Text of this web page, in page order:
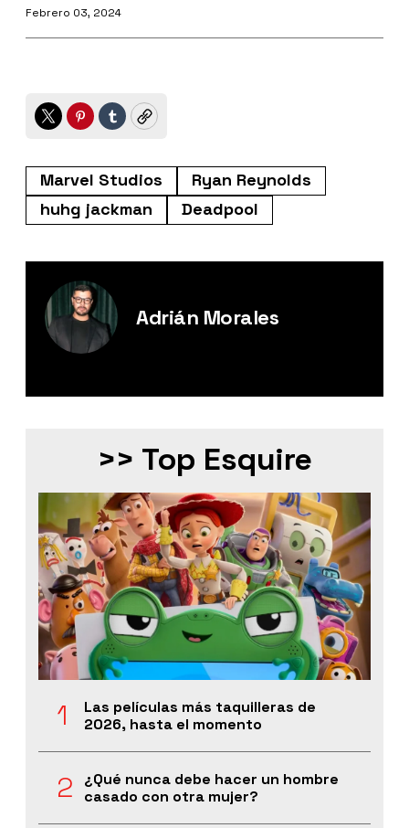
Febrero 03, 2024
TwitterPinterest
TumblrCopy
Marvel Studios
Ryan Reynolds
huhg jackman
Deadpool
Adrián Morales
>> Top Esquire
Las películas más taquilleras de
2026, hasta el momento
¿Qué nunca debe hacer un hombre
casado con otra mujer?